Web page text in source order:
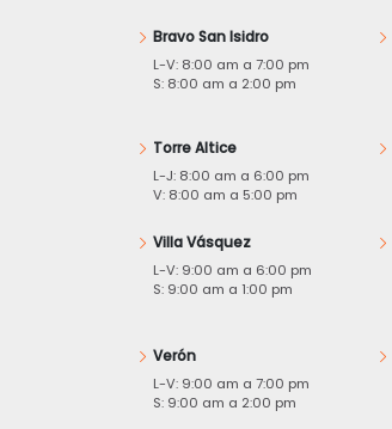
Bravo San Isidro
L-V: 8:00 am a 7:00 pm
S: 8:00 am a 2:00 pm
Torre Altice
L-J: 8:00 am a 6:00 pm
V: 8:00 am a 5:00 pm
Villa Vásquez
L-V: 9:00 am a 6:00 pm
S: 9:00 am a 1:00 pm
Verón
L-V: 9:00 am a 7:00 pm
S: 9:00 am a 2:00 pm